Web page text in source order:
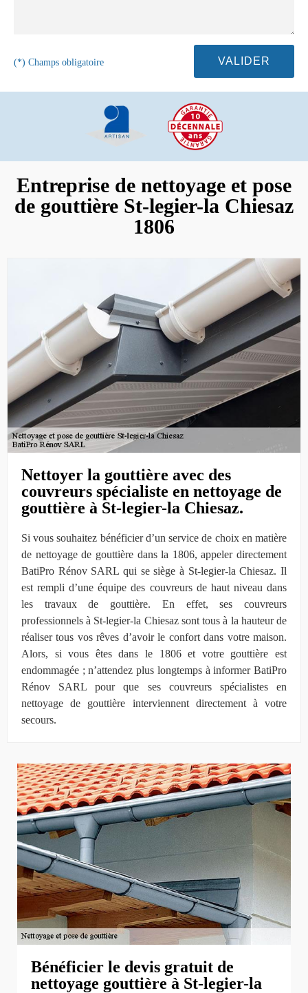
(*) Champs obligatoire
Entreprise de nettoyage et pose
de gouttière St-legier-la Chiesaz
1806
Nettoyer la gouttière avec des
couvreurs spécialiste en nettoyage de
gouttière à St-legier-la Chiesaz.
Si vous souhaitez bénéficier d’un service de choix en matière
de nettoyage de gouttière dans la 1806, appeler directement
BatiPro Rénov SARL qui se siège à St-legier-la Chiesaz. Il
est rempli d’une équipe des couvreurs de haut niveau dans
les travaux de gouttière. En effet, ses couvreurs
professionnels à St-legier-la Chiesaz sont tous à la hauteur de
réaliser tous vos rêves d’avoir le confort dans votre maison.
Alors, si vous êtes dans le 1806 et votre gouttière est
endommagée ; n’attendez plus longtemps à informer BatiPro
Rénov SARL pour que ses couvreurs spécialistes en
nettoyage de gouttière interviennent directement à votre
secours.
Bénéficier le devis gratuit de
nettoyage gouttière à St-legier-la